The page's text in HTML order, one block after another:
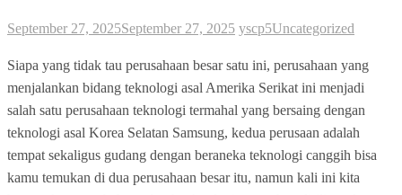
September 27, 2025September 27, 2025 yscp5Uncategorized
Siapa yang tidak tau perusahaan besar satu ini, perusahaan yang
menjalankan bidang teknologi asal Amerika Serikat ini menjadi
salah satu perusahaan teknologi termahal yang bersaing dengan
teknologi asal Korea Selatan Samsung, kedua perusaan adalah
tempat sekaligus gudang dengan beraneka teknologi canggih bisa
kamu temukan di dua perusahaan besar itu, namun kali ini kita